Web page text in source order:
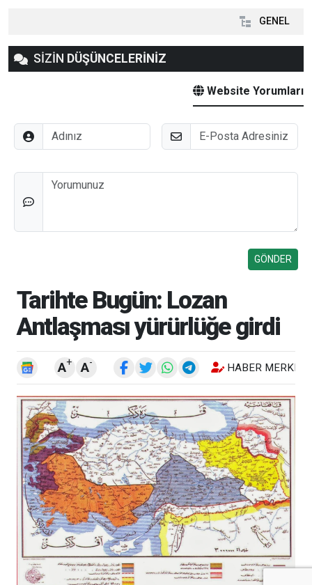
GENEL
SİZİN DÜŞÜNCELERİNİZ
Website Yorumları
Adınız E-Posta
Düşünceleriniz
Tarihte Bugün: Lozan
Antlaşması yürürlüğe girdi
A+ A- HABER MERKEZI